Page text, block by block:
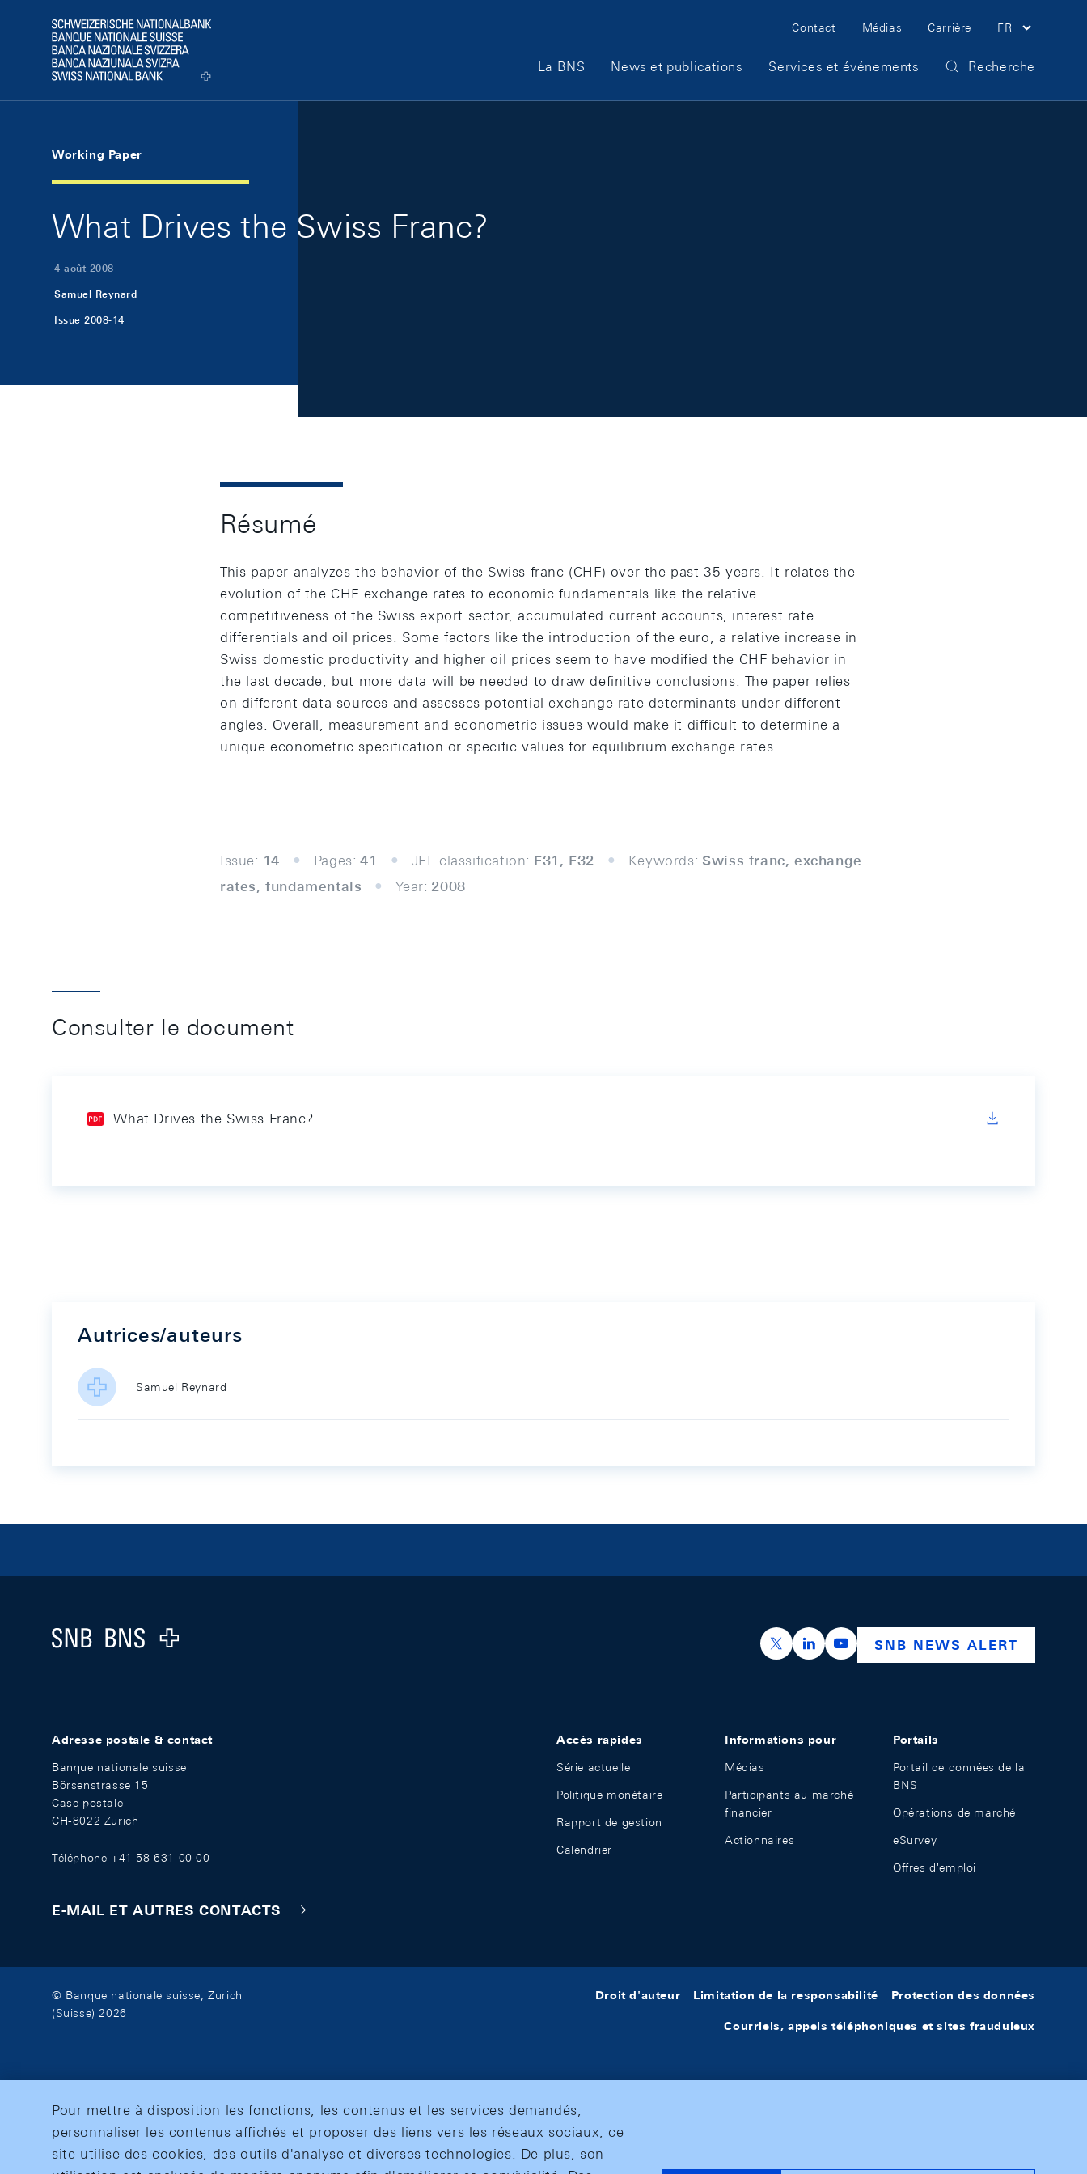
Logo
Meta Navigation
Contact Médias Carrière FR
Main Navigation
La BNS News et publications Services et événements Recherche
Working Paper
What Drives the Swiss Franc?
4 août 2008
Samuel Reynard
Issue 2008-14
Résumé
This paper analyzes the behavior of the Swiss franc (CHF) over the past 35 years. It relates the
evolution of the CHF exchange rates to economic fundamentals like the relative
competitiveness of the Swiss export sector, accumulated current accounts, interest rate
differentials and oil prices. Some factors like the introduction of the euro, a relative increase in
Swiss domestic productivity and higher oil prices seem to have modified the CHF behavior in
the last decade, but more data will be needed to draw definitive conclusions. The paper relies
on different data sources and assesses potential exchange rate determinants under different
angles. Overall, measurement and econometric issues would make it difficult to determine a
unique econometric specification or specific values for equilibrium exchange rates.
Issue: 14 Pages: 41 JEL classification: F31, F32 Keywords: Swiss franc, exchange
rates, fundamentals
Year: 2008
Consulter le document
What Drives the Swiss Franc?
Autrices/auteurs
Samuel Reynard
Logo
https://x.com/snb_bns
https://ch.linkedin.com/company/swiss-
https://www.youtube.com/
SNB NEWS ALERT
Adresse postale & contact
Banque nationale suisse
Börsenstrasse 15
Case postale
CH-8022 Zurich
Téléphone +41 58 631 00 00
E-MAIL ET AUTRES CONTACTS
Accès rapides
Série actuelle
Politique monétaire
Rapport de gestion
Calendrier
Informations pour
Médias
Participants au marché
financier
Actionnaires
Portails
Portail de données de la
BNS
Opérations de marché
eSurvey
Offres d'emploi
© Banque nationale suisse, Zurich
(Suisse) 2026
Droit d'auteur Limitation de la responsabilité Protection des données
Courriels, appels téléphoniques et sites frauduleux
Pour mettre à disposition les fonctions, les contenus et les services demandés,
personnaliser les contenus affichés et proposer des liens vers les réseaux sociaux, ce
site utilise des cookies, des outils d'analyse et diverses technologies. De plus, son